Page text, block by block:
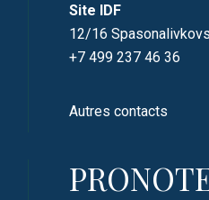
Site IDF
12/16
+7 499 237 46 36
Autres contacts